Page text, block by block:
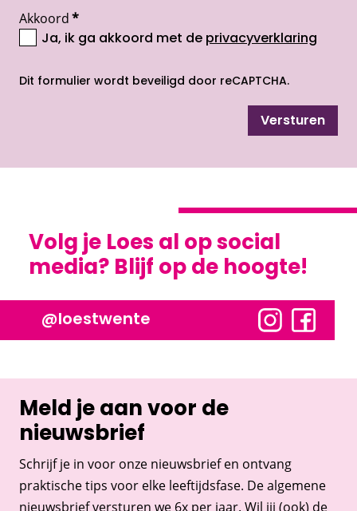
Akkoord*
Ja, ik ga akkoord met de privacyverklaring
Dit formulier wordt beveiligd door reCAPTCHA.
Versturen
Volg je Loes al op social
media? Blijf op de hoogte!
@loestwente
Meld je aan voor de
nieuwsbrief
Schrijf je in voor onze nieuwsbrief en ontvang
praktische tips voor elke leeftijdsfase. De algemene
nieuwsbrief versturen we 6x per jaar. Wil jij (ook) de